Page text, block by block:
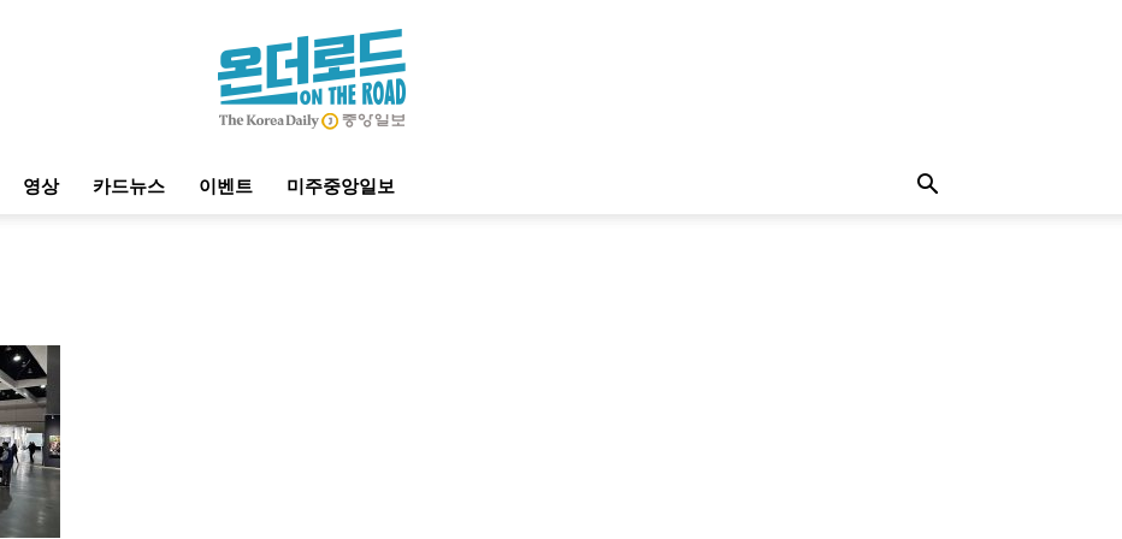
영상 카드뉴스 이벤트 미주중앙일보